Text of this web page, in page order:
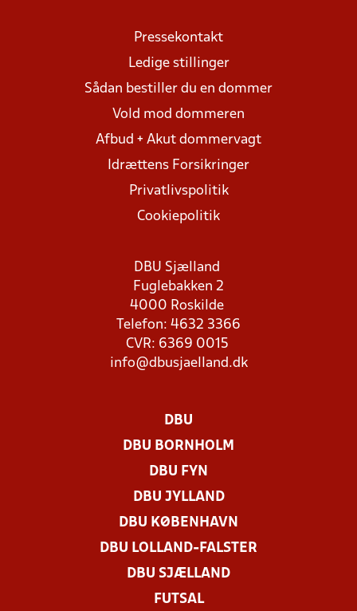
Pressekontakt
Ledige stillinger
Sådan bestiller du en dommer
Vold mod dommeren
Afbud + Akut dommervagt
Idrættens Forsikringer
Privatlivspolitik
Cookiepolitik
DBU Sjælland
Fuglebakken 2
4000 Roskilde
Telefon: 4632 3366
CVR: 6369 0015
info@dbusjaelland.dk
DBU
DBU BORNHOLM
DBU FYN
DBU JYLLAND
DBU KØBENHAVN
DBU LOLLAND-FALSTER
DBU SJÆLLAND
FUTSAL